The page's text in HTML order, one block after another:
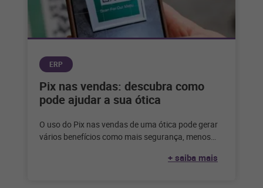
ERP
Pix nas vendas: descubra como
pode ajudar a sua ótica
O uso do Pix nas vendas de uma ótica pode gerar
vários benefícios como mais segurança, menos
+ saiba mais